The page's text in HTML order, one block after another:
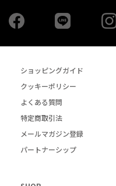
Facebook
ショッピングガイド
クッキーポリシー
よくある質問
特定商取引法
メールマガジン登録
パートナーシップ